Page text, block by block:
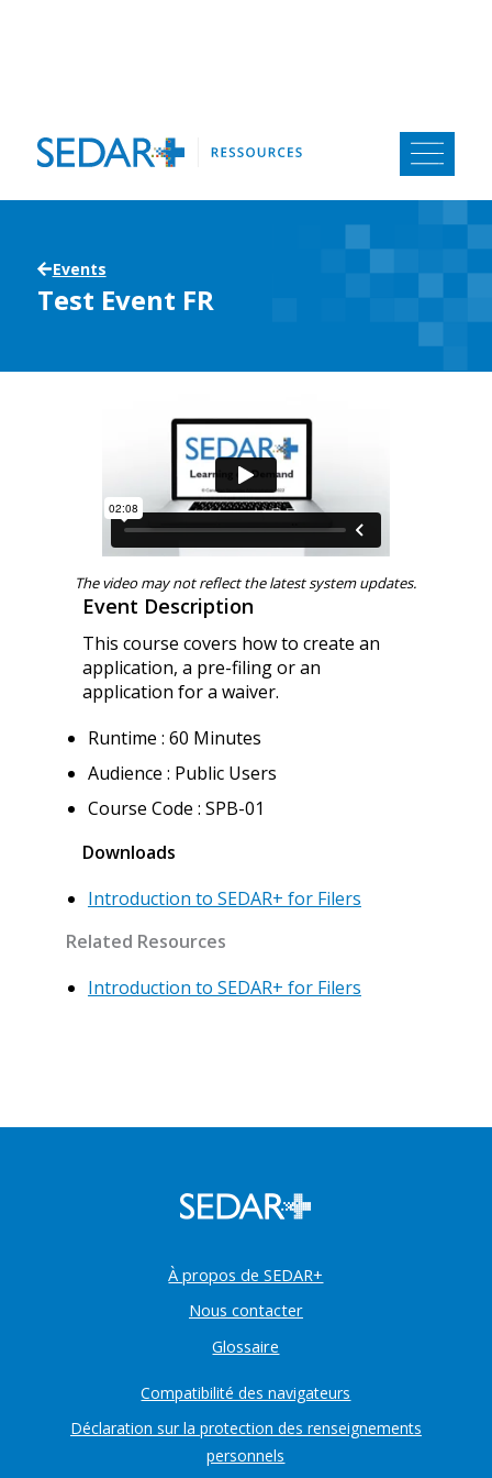
contenu
Events
Test Event FR
The video may not reflect the latest system updates.
Event Description
This course covers how to create an
application, a pre-filing or an
application for a waiver.
Runtime : 60 Minutes
Audience : Public Users
Course Code : SPB-01
Downloads
Introduction to SEDAR+ for Filers
Related Resources
Introduction to SEDAR+ for Filers
À propos de SEDAR+
Nous contacter
Glossaire
Compatibilité des navigateurs
Déclaration sur la protection des renseignements
personnels